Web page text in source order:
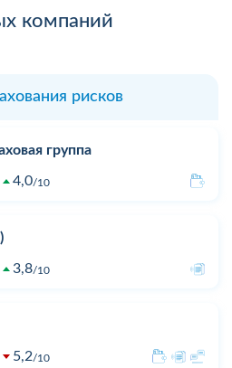
компаний
рисков
группа
4,0 10
3,8 10
5,2 10